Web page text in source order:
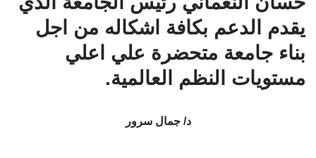
يقدم الدعم بكافة اشكاله من اجل
بناء جامعة متحضرة علي اعلي
مستويات النظم العالمية.
د/ جمال سرور